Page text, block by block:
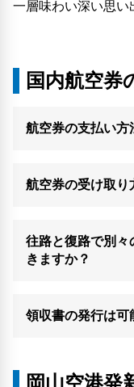
一層味わい深い思い
国内航空券
航空券の支払い方
航空券の受け取り
往路と復路で別々
きますか？
領収書の発行は可